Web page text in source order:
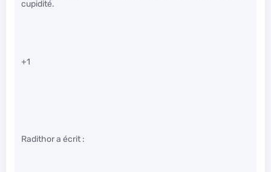
cupidité.
+1
Radithor a écrit :